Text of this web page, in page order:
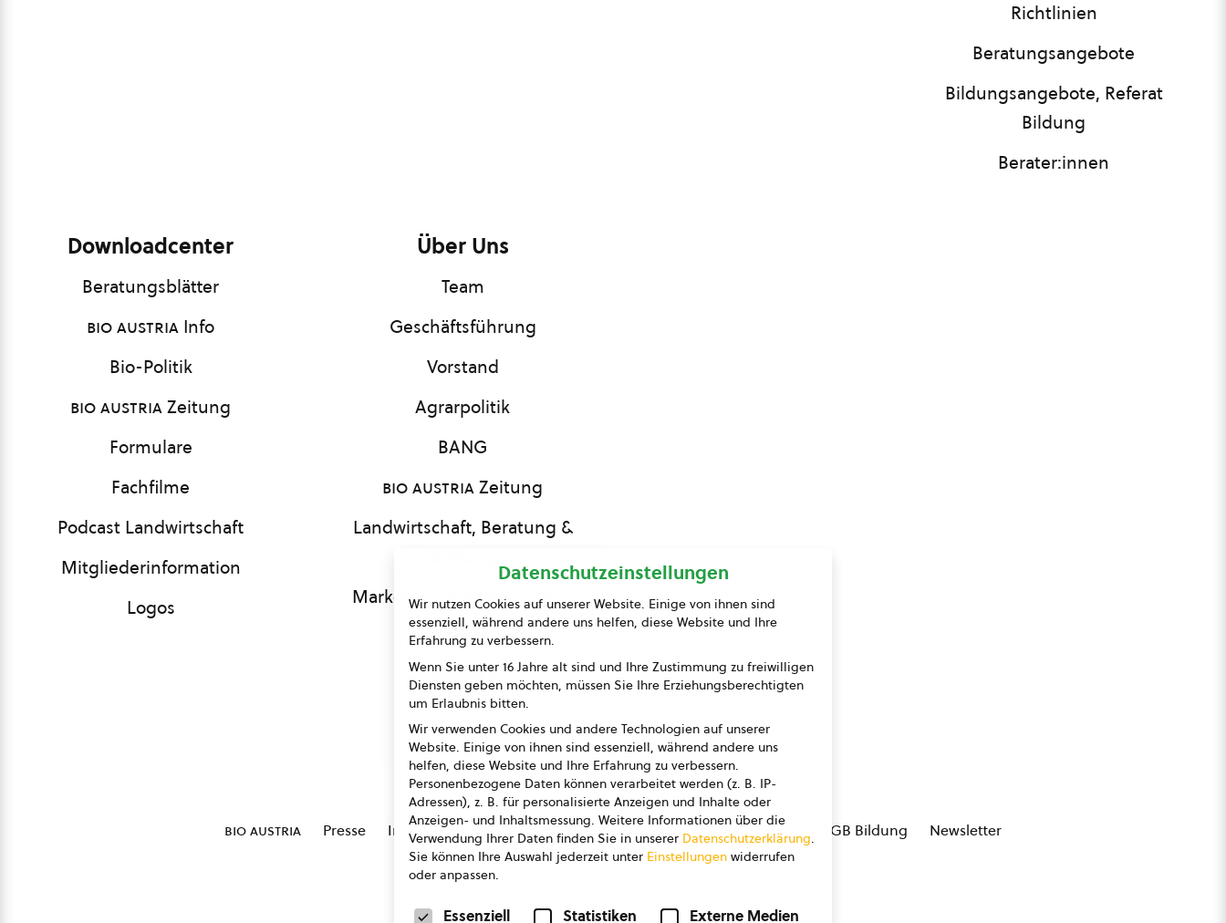
Richtlinien
Beratungsangebote
Bildungsangebote, Referat
Bildung
Berater:innen
Downloadcenter
Beratungsblätter
bio austria Info
Bio-Politik
bio austriaZeitung
Formulare
Fachfilme
Podcast Landwirtschaft
Mitgliederinformation
Logos
Über Uns
Team
Geschäftsführung
Vorstand
Agrarpolitik
BANG
bio austriaZeitung
Landwirtschaft, Beratung &
Marketing und Information
Presse
Kontakt
bio austria Presse Impressum Datenschutz AGB AGB Marketing GmbH AGB Bildung Newsletter
Datenschutzeinstellungen
Wir nutzen Cookies auf unserer Website. Einige von ihnen sind
essenziell, während andere uns helfen, diese Website und Ihre
Erfahrung zu verbessern.
Wenn Sie unter 16 Jahre alt sind und Ihre Zustimmung zu freiwilligen
Diensten geben möchten, müssen Sie Ihre Erziehungsberechtigten
um Erlaubnis bitten.
Wir verwenden Cookies und andere Technologien auf unserer
Website. Einige von ihnen sind essenziell, während andere uns
helfen, diese Website und Ihre Erfahrung zu verbessern.
Personenbezogene Daten können verarbeitet werden (z. B. IP-
Adressen), z. B. für personalisierte Anzeigen und Inhalte oder
Anzeigen- und Inhaltsmessung. Weitere Informationen über die
Verwendung Ihrer Daten finden Sie in unserer Datenschutzerklärung.
Sie können Ihre Auswahl jederzeit unter Einstellungen widerrufen
oder anpassen.
Datenschutzeinstellungen
Essenziell Statistiken Externe Medien